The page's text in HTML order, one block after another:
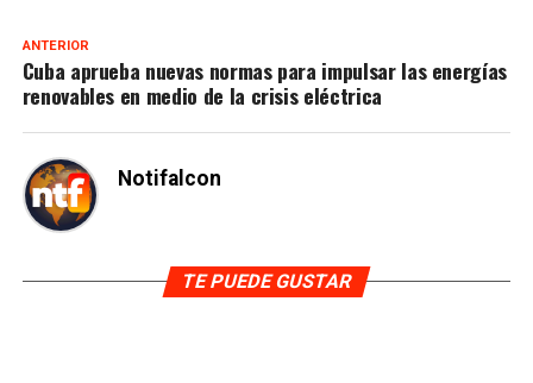
ANTERIOR
Cuba aprueba nuevas normas para impulsar las energías
renovables en medio de la crisis eléctrica
Notifalcon
TE PUEDE GUSTAR